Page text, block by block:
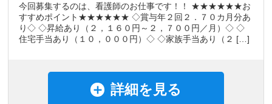
今回募集するのは、看護師のお仕事です！！ ★★★★★★お
すすめポイント★★★★★★ ◇賞与年２回２．７０カ月分あ
り◇ ◇昇給あり（２，１６０円～２，７００円／月）◇ ◇
住宅手当あり（１０，０００円）◇ ◇家族手当あり（２ […]
詳細を見る